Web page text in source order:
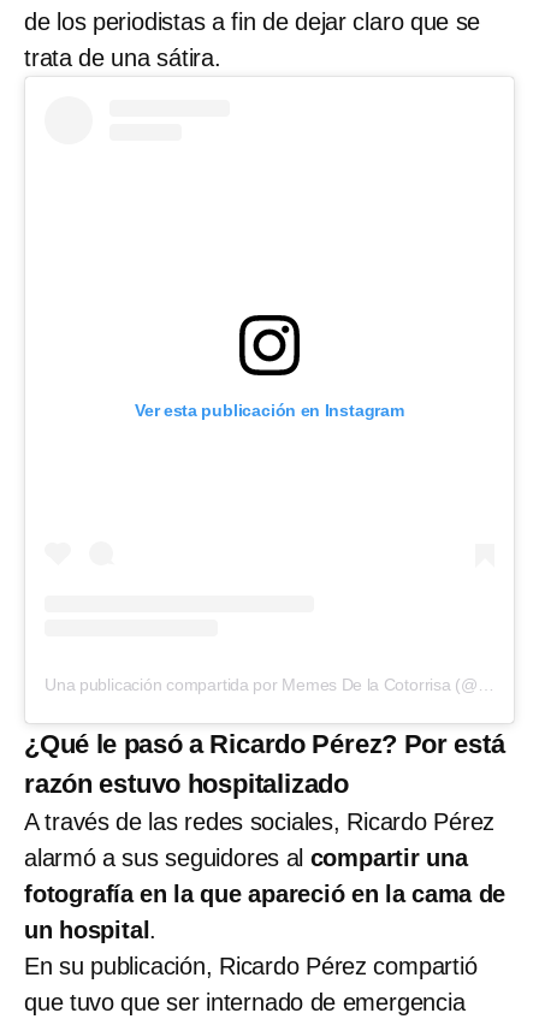
de los periodistas a fin de dejar claro que se
trata de una sátira.
Ver esta publicación en Instagram
¿Qué le pasó a Ricardo Pérez? Por está
razón estuvo hospitalizado
A través de las redes sociales, Ricardo Pérez
alarmó a sus seguidores al compartir una
fotografía en la que apareció en la cama de
un hospital .
En su publicación, Ricardo Pérez compartió
que tuvo que ser internado de emergencia